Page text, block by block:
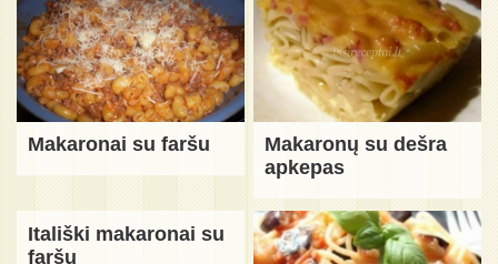
Makaronai su faršu
Makaronų su dešra
apkepas
Itališki makaronai su
faršu